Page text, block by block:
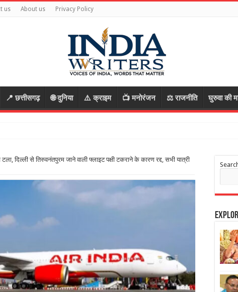
us About us Privacy Policy
📍 छत्तीसगढ़ 🌐 दुनिया ⚠️ क्राइम 📺 मनोरंजन ⚖️ राजनीति घुरुवा की
कंपनी को
दिल्ली से तिरुवनंतपुरम जाने वाली फ्लाइट पक्षी टकराने के कारण रद्द, सभी यात्री